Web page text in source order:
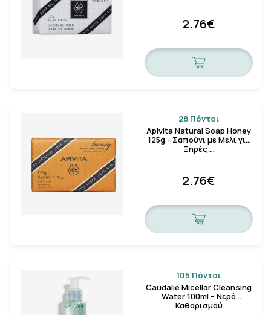
2.76€
28 Πόντοι
Apivita Natural Soap Honey
125g - Σαπούνι με Μέλι για
Ξηρές …
2.76€
105 Πόντοι
Caudalie Micellar Cleansing
Water 100ml – Νερό
Καθαρισμού